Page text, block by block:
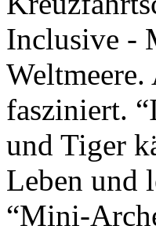
Inclusive -
fasziniert.
und Tiger
Leben und
“Mini-